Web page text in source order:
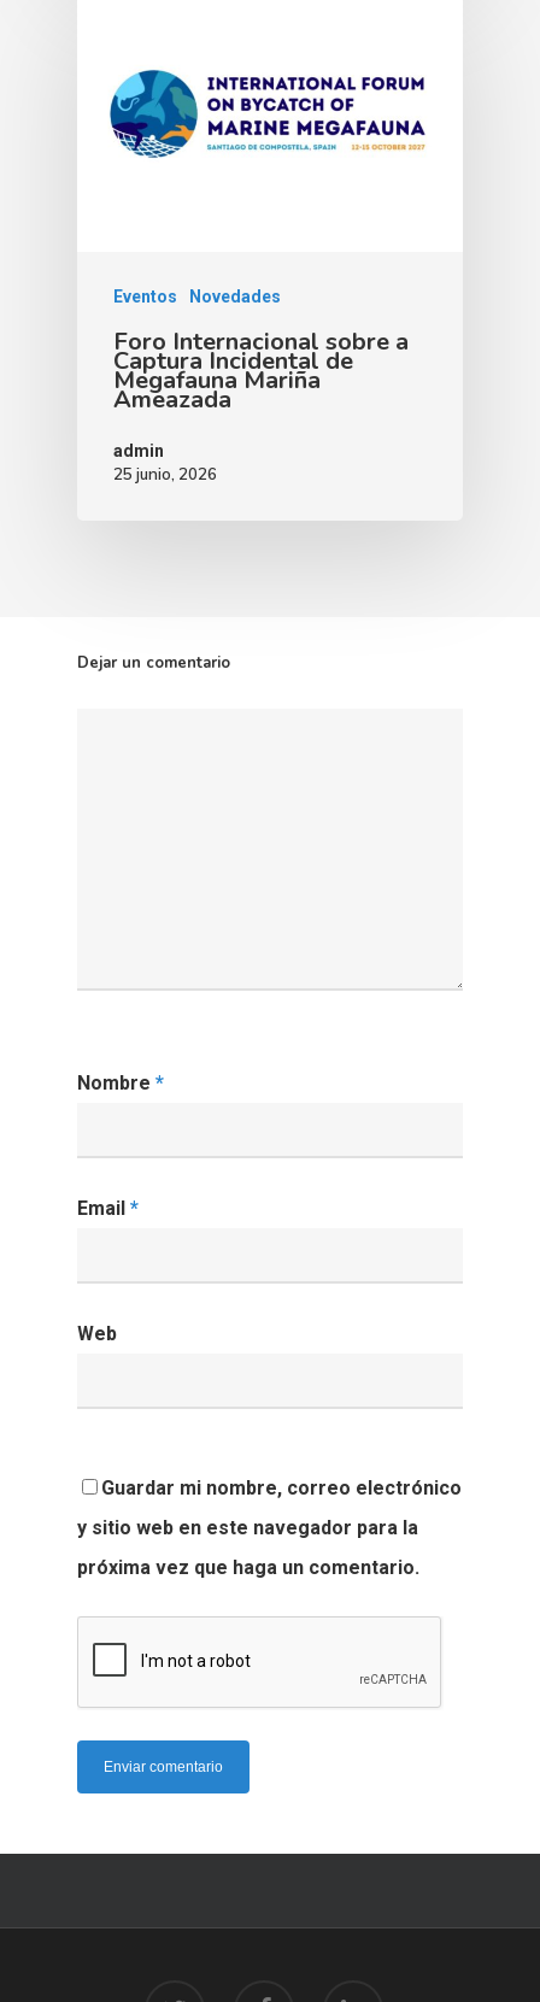
Eventos Novedades
Foro Internacional sobre a
Captura Incidental de
Megafauna Mariña
Ameazada
admin
25 junio, 2026
Dejar un comentario
Nombre *
Email *
Web
Guardar mi nombre, correo electrónico
y sitio web en este navegador para la
próxima vez que haga un comentario.